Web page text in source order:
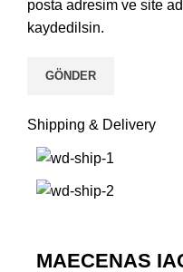
posta adresim ve site
kaydedilsin.
Shipping & Delivery
MAECENAS